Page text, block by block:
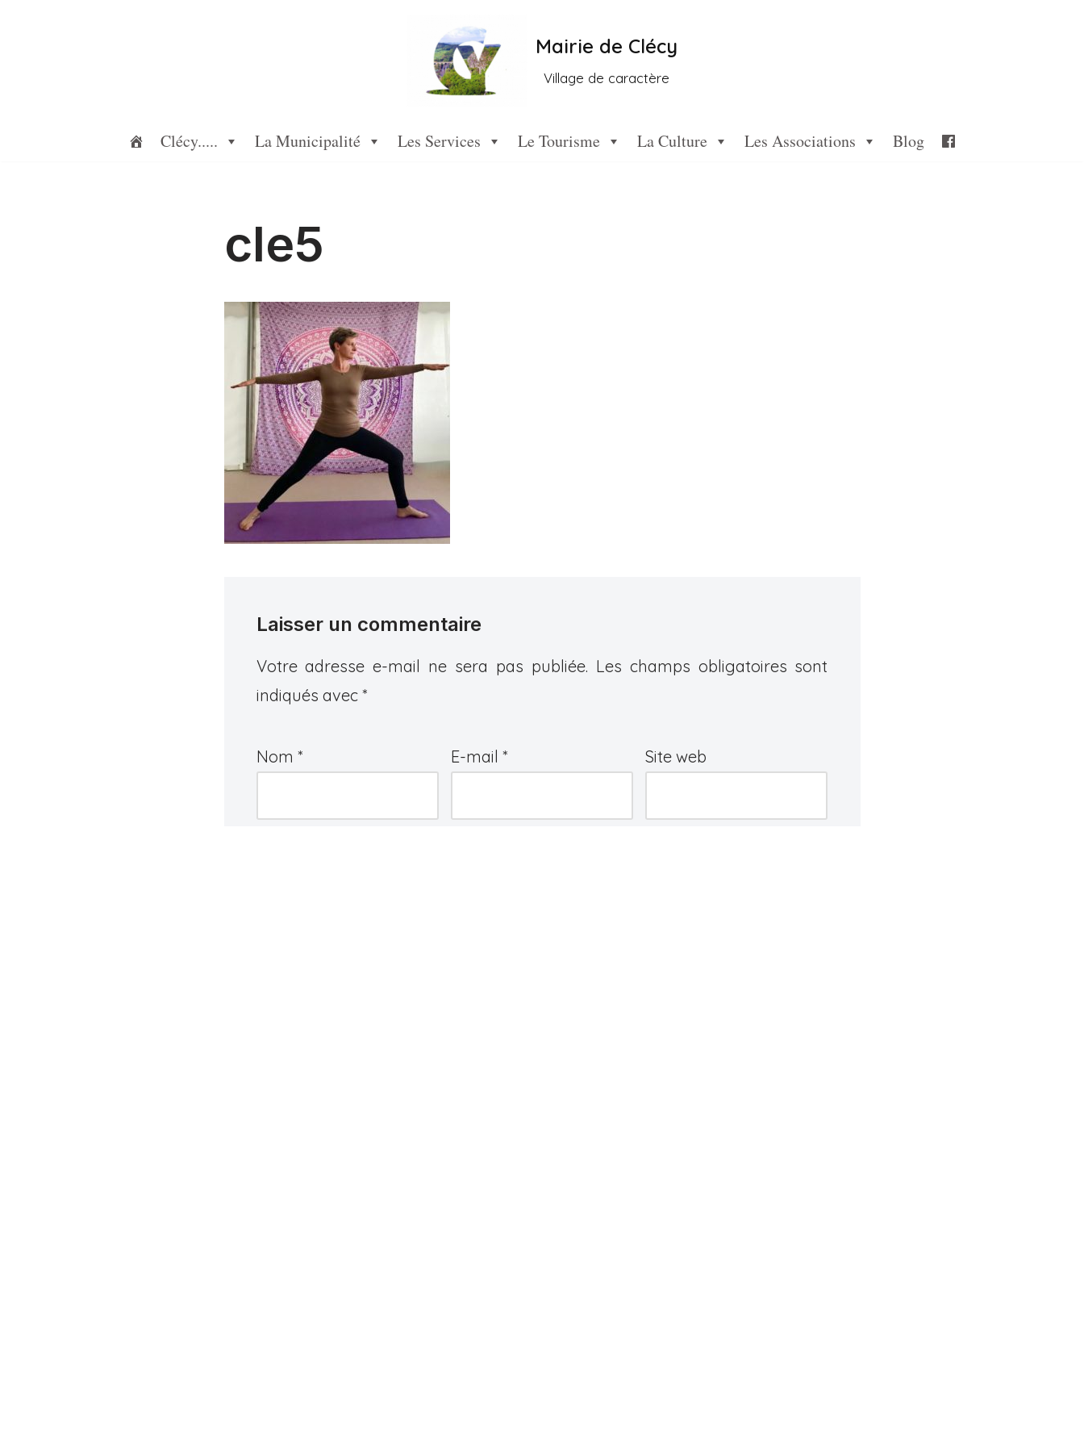
Mairie de Clécy
Village de caractère
Clécy..... La Municipalité Les Services Le Tourisme La Culture Les Associations Blog
cle5
Laisser un commentaire
Votre adresse e-mail ne sera pas publiée. Les champs obligatoires sont
indiqués avec *
Nom * E-mail * Site web